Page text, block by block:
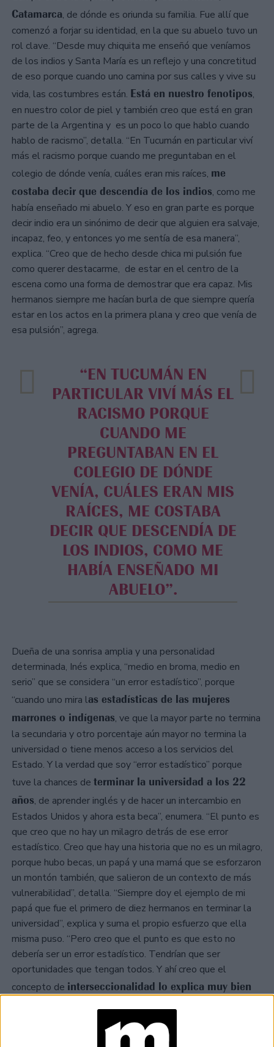
Catamarca, de dónde es oriunda su familia. Fue allí que
comenzó a forjar su identidad, en la que su abuelo tuvo un
rol clave. “Desde muy chiquita me enseñó que veníamos
de los indios y Santa María es un reflejo y una concretitud
de eso porque cuando uno camina por sus calles y vive su
vida, las costumbres están. Está en nuestro fenotipos,
en nuestro color de piel y también creo que está en gran
parte de la Argentina y es un poco lo que hablo cuando
hablo de racismo”, detalla. “En Tucumán en particular viví
más el racismo porque cuando me preguntaban en el
colegio de dónde venía, cuáles eran mis raíces, me
costaba decir que descendía de los indios, como me
había enseñado mi abuelo. Y eso en gran parte es porque
decir indio era un sinónimo de decir que alguien era salvaje,
incapaz, feo, y entonces yo me sentía de esa manera”,
explica. “Creo que de hecho desde chica mi pulsión fue
como querer destacarme, de estar en el centro de la
escena como una forma de demostrar que era capaz. Mis
hermanos siempre me hacían burla de que siempre quería
estar en los actos en la primera plana y creo que venía de
esa pulsión”, agrega.
“EN TUCUMÁN EN
PARTICULAR VIVÍ MÁS EL
RACISMO PORQUE
CUANDO ME
PREGUNTABAN EN EL
COLEGIO DE DÓNDE
VENÍA, CUÁLES ERAN MIS
RAÍCES, ME COSTABA
DECIR QUE DESCENDÍA DE
LOS INDIOS, COMO ME
HABÍA ENSEÑADO MI
ABUELO”.
Dueña de una sonrisa amplia y una personalidad
determinada, Inés explica, “medio en broma, medio en
serio” que se considera “un error estadístico”, porque
“cuando uno mira las estadísticas de las mujeres
marrones o indígenas, ve que la mayor parte no termina
la secundaria y otro porcentaje aún mayor no termina la
universidad o tiene menos acceso a los servicios del
Estado. Y la verdad que soy “error estadístico” porque
tuve la chances de terminar la universidad a los 22
años, de aprender inglés y de hacer un intercambio en
Estados Unidos y ahora esta beca”, enumera. “El punto es
que creo que no hay un milagro detrás de ese error
estadístico. Creo que hay una historia que no es un milagro,
porque hubo becas, un papá y una mamá que se esforzaron
un montón también, que salieron de un contexto de más
vulnerabilidad”, detalla. “Siempre doy el ejemplo de mi
papá que fue el primero de diez hermanos en terminar la
universidad”, explica y suma el propio esfuerzo que ella
misma puso. “Pero creo que el punto es que esto no
debería ser un error estadístico. Tendrían que ser
oportunidades que tengan todos. Y ahí creo que el
concepto de interseccionalidad lo explica muy bien
que nos atraviesan a todos sino que también es una
invitación a pensar nuestros privilegios”, detalla. “No sólo